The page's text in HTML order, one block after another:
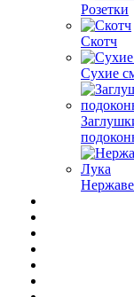
Розетки
Скотч
Сухие